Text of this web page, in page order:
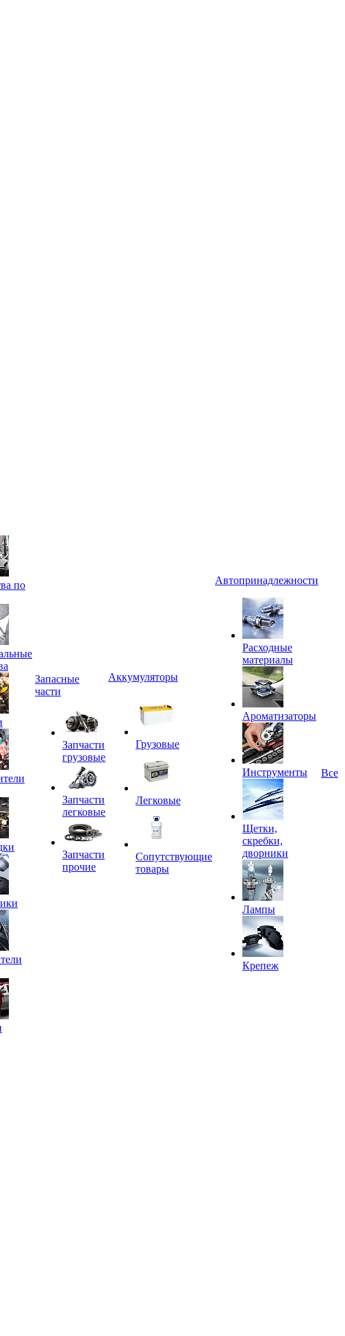
по
Запасные
части
Запчасти
грузовые
Запчасти
легковые
Запчасти
прочие
Аккумуляторы
Грузовые
Легковые
Сопутствующие
товары
Автопринадлежности
Расходные
материалы
Ароматизаторы
Инструменты
Щетки,
скребки,
дворники
Лампы
Крепеж
Все